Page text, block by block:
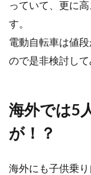
っていて、更に
す。
電動自転車は値
ので是非検討して
海外では5
が！？
海外にも子供乗